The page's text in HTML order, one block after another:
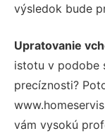
výsledok bude
Upratovanie
istotu v podobe
precíznosti?
vám vysokú